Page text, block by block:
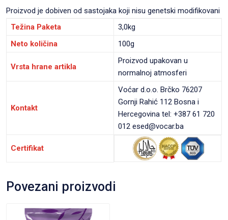
Proizvod je dobiven od sastojaka koji nisu genetski modifikovani
Težina Paketa
3,0kg
Neto količina
100g
Vrsta hrane artikla
Proizvod upakovan u
normalnoj atmosferi
Kontakt
Voćar d.o.o. Brčko 76207
Gornji Rahić 112 Bosna i
Hercegovina tel: +387 61 720
012 esed@vocar.ba
Certifikat
Povezani proizvodi
VIEW PRODUCT